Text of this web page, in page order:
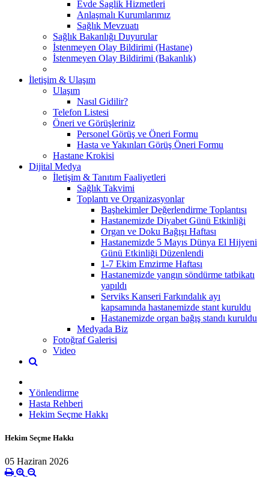
Evde Saglik Hizmetleri
Anlaşmalı Kurumlarımız
Sağlık Mevzuatı
Sağlık Bakanlığı Duyurular
İstenmeyen Olay Bildirimi (Hastane)
İstenmeyen Olay Bildirimi (Bakanlık)
İletişim & Ulaşım
Ulaşım
Nasıl Gidilir?
Telefon Listesi
Öneri ve Görüşleriniz
Personel Görüş ve Öneri Formu
Hasta ve Yakınları Görüş Öneri Formu
Hastane Krokisi
Dijital Medya
İletişim & Tanıtım Faaliyetleri
Sağlık Takvimi
Toplantı ve Organizasyonlar
Başhekimler Değerlendirme Toplantısı
Hastanemizde Diyabet Günü Etkinliği
Organ ve Doku Bağışı Haftası
Hastanemizde 5 Mayıs Dünya El Hijyeni
Günü Etkinliği Düzenlendi
1-7 Ekim Emzirme Haftası
Hastanemizde yangın söndürme tatbikatı
yapıldı
Serviks Kanseri Farkındalık ayı
kapsamında hastanemizde stant kuruldu
Hastanemizde organ bağış standı kuruldu
Medyada Biz
Fotoğraf Galerisi
Video
Yönlendirme
Hasta Rehberi
Hekim Seçme Hakkı
Hekim Seçme Hakkı
05 Haziran 2026